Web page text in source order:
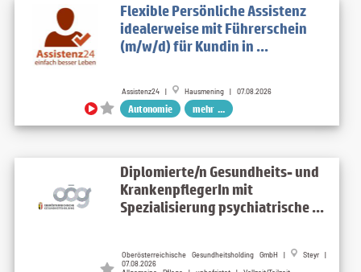
Flexible Persönliche Assistenz
idealerweise mit Führerschein
(m/w/d) für Kundin in ...
Assistenz24 | Hausmening | 07.08.2026
Autonomie mehr ...
Diplomierte/n Gesundheits- und
KrankenpflegerIn mit
Spezialisierung psychiatrische ...
Oberösterreichische Gesundheitsholding GmbH |
Steyr |
07.08.2026